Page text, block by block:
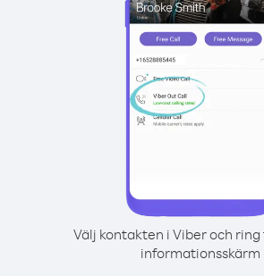
Välj kontakten i Viber och
informationsskärm